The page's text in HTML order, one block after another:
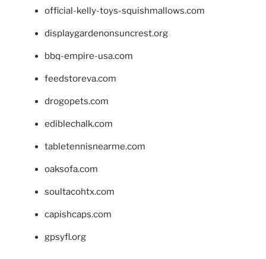
official-kelly-toys-squishmallows.com
displaygardenonsuncrest.org
bbq-empire-usa.com
feedstoreva.com
drogopets.com
ediblechalk.com
tabletennisnearme.com
oaksofa.com
soultacohtx.com
capishcaps.com
gpsyfl.org